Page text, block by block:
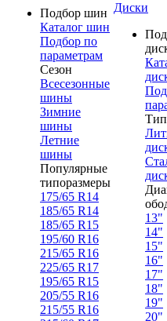
Подбор шин
Каталог шин
Подбор по
параметрам
Сезон
Всесезонные
шины
Зимние
шины
Летние
шины
Популярные
типоразмеры
175/65 R14
185/65 R14
185/65 R15
195/60 R16
215/65 R16
225/65 R17
195/65 R15
205/55 R16
215/55 R16
Диски
Тип
13"
14"
15"
16"
17"
18"
19"
20"